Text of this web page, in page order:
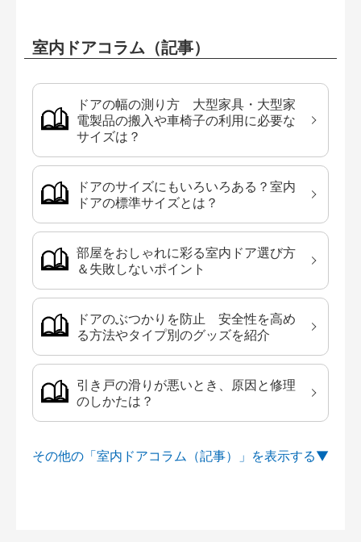
室内ドアコラム（記事）
ドアの幅の測り方 大型家具・大型家
電製品の搬入や車椅子の利用に必要な
サイズは？
ドアのサイズにもいろいろある？室内
ドアの標準サイズとは？
部屋をおしゃれに彩る室内ドア選び方
＆失敗しないポイント
ドアのぶつかりを防止 安全性を高め
る方法やタイプ別のグッズを紹介
引き戸の滑りが悪いとき、原因と修理
のしかたは？
その他の「室内ドアコラム（記事）」を